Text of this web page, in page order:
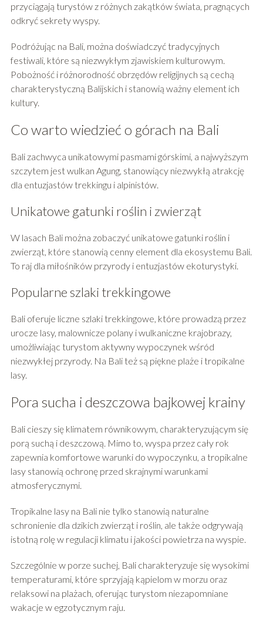
przyciągają turystów z różnych zakątków świata, pragnących
odkryć sekrety wyspy.
Podróżując na Bali, można doświadczyć tradycyjnych
festiwali, które są niezwykłym zjawiskiem kulturowym.
Pobożność i różnorodność obrzędów religijnych są cechą
charakterystyczną Balijskich i stanowią ważny element ich
kultury.
Co warto wiedzieć o górach na Bali
Bali zachwyca unikatowymi pasmami górskimi, a najwyższym
szczytem jest wulkan Agung, stanowiący niezwykłą atrakcję
dla entuzjastów trekkingu i alpinistów.
Unikatowe gatunki roślin i zwierząt
W lasach Bali można zobaczyć unikatowe gatunki roślin i
zwierząt, które stanowią cenny element dla ekosystemu Bali.
To raj dla miłośników przyrody i entuzjastów ekoturystyki.
Popularne szlaki trekkingowe
Bali oferuje liczne szlaki trekkingowe, które prowadzą przez
urocze lasy, malownicze polany i wulkaniczne krajobrazy,
umożliwiając turystom aktywny wypoczynek wśród
niezwykłej przyrody. Na Bali też są piękne plaże i tropikalne
lasy.
Pora sucha i deszczowa bajkowej krainy
Bali cieszy się klimatem równikowym, charakteryzującym się
porą suchą i deszczową. Mimo to, wyspa przez cały rok
zapewnia komfortowe warunki do wypoczynku, a tropikalne
lasy stanowią ochronę przed skrajnymi warunkami
atmosferycznymi.
Tropikalne lasy na Bali nie tylko stanowią naturalne
schronienie dla dzikich zwierząt i roślin, ale także odgrywają
istotną rolę w regulacji klimatu i jakości powietrza na wyspie.
Szczególnie w porze suchej, Bali charakteryzuje się wysokimi
temperaturami, które sprzyjają kąpielom w morzu oraz
relaksowi na plażach, oferując turystom niezapomniane
wakacje w egzotycznym raju.